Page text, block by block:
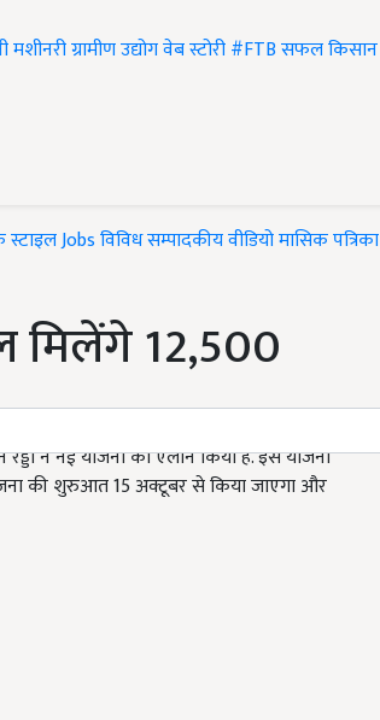
मशीनरीग्रामीण उद्योगवेब स्टोरी#FTBसफल किसान
स्टाइलJobsविविधसम्पादकीयवीडियोमासिक पत्रिका
मिलेंगे 12,500
ने नई योजना का ऐलान किया है. इस योजना
की शुरुआत 15 अक्टूबर से किया जाएगा और